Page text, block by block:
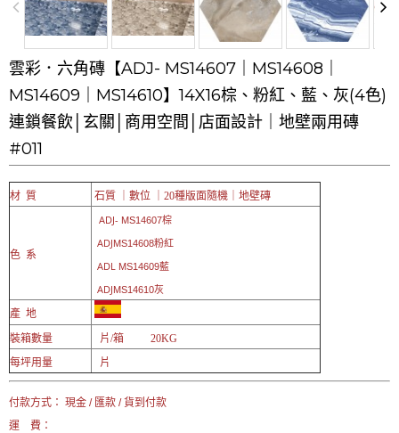
雲彩．六角磚【ADJ- MS14607｜MS14608｜
MS14609｜MS14610】14X16棕、粉紅、藍、灰(4色)
連鎖餐飲│玄關│商用空間│店面設計｜地壁兩用磚
#011
材 質 石質 ｜數位 ｜20種版面隨機｜ 地壁磚
色 系
ADJ- MS14607棕
ADJMS14608粉紅
ADL MS14609藍
ADJMS14610灰
產 地
裝箱數量
片/箱 20KG
每坪用量
片
付款方式： 現金 / 匯款 / 貨到付款
運 費：